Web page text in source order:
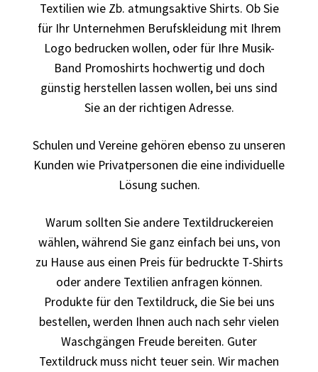
Arbeitskleidung bedrucken Hannover – Firmenlogo
Arbeitskleidung BEDRUCKEN Leonberg / Berufsbekleidung
Arbeitskleidung bedrucken Much – Firmenlogo
Arbeitskleidung bedrucken Oldenburg – Firmenlogo
Arbeitskleidung BEDRUCKEN SCHORNDORF /
Berufsbekleidung
Arbeitskleidung bedrucken Schwerin – Firmenlogo
Arbeitskleidung BEDRUCKEN Sindelfingen /
Berufsbekleidung
Textilien wie Zb. atmungsaktive Shirts. Ob Sie
für Ihr Unternehmen Berufskleidung mit Ihrem
Logo bedrucken wollen, oder für Ihre Musik-
Band Promoshirts hochwertig und doch
günstig herstellen lassen wollen, bei uns sind
Sie an der richtigen Adresse.
Schulen und Vereine gehören ebenso zu unseren
Kunden wie Privatpersonen die eine individuelle
Lösung suchen.
Warum sollten Sie andere Textildruckereien
wählen, während Sie ganz einfach bei uns, von
zu Hause aus einen Preis für bedruckte T-Shirts
oder andere Textilien anfragen können.
Produkte für den Textildruck, die Sie bei uns
bestellen, werden Ihnen auch nach sehr vielen
Waschgängen Freude bereiten. Guter
Textildruck muss nicht teuer sein. Wir machen